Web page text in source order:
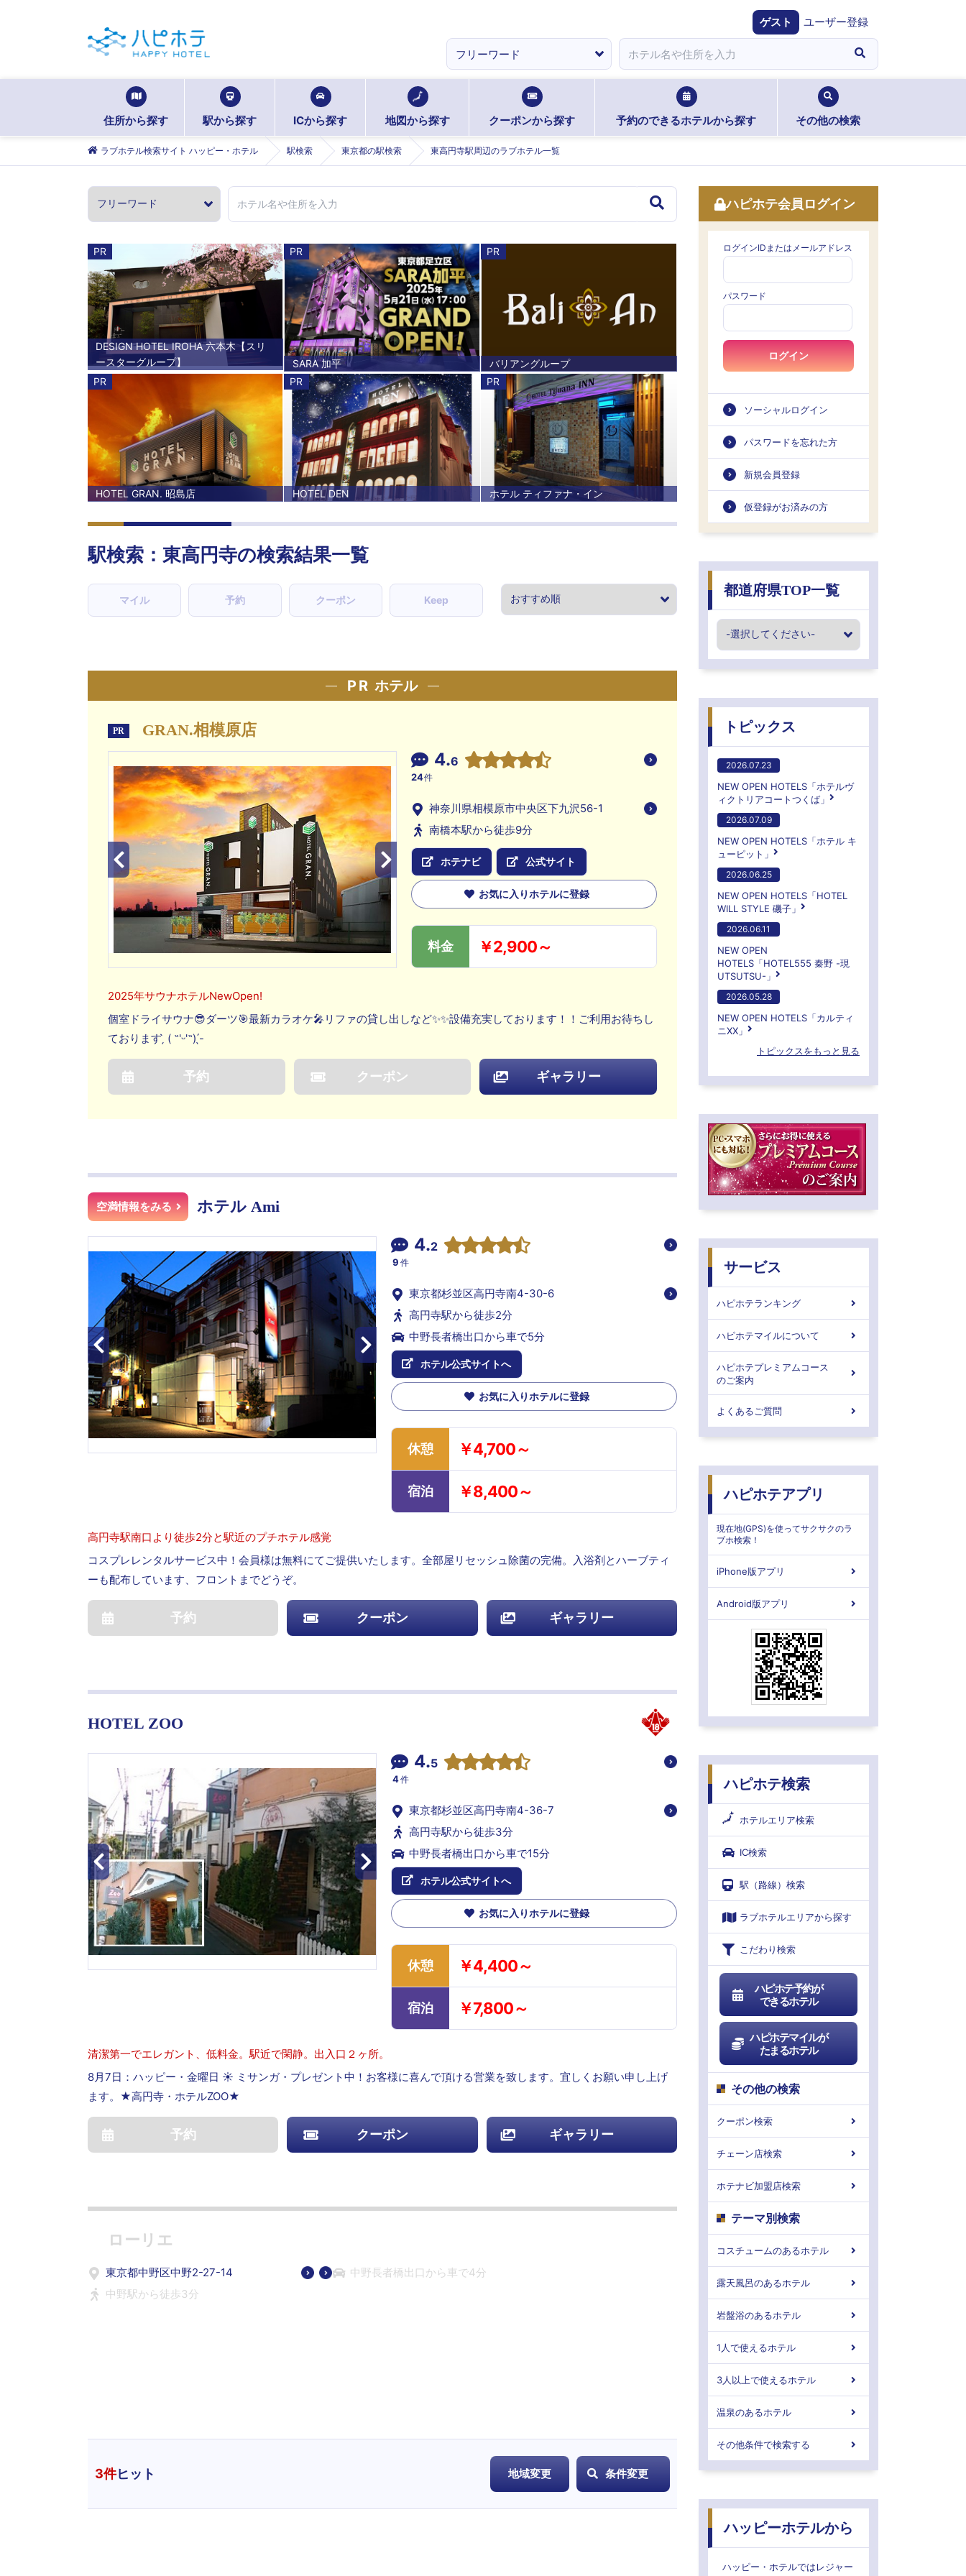
ゲスト ユーザー登録
住所から探す 駅から探す ICから探す 地図から探す クーポンから探す 予約のできるホテルから探す その他の検索
ラブホテル検索サイト ハッピー・ホテル 駅検索 東京都の駅検索 東高円寺駅周辺のラブホテル一覧
PR
DESIGN HOTEL IROHA 六本木【スリ
ースターグループ】
PR
SARA 加平
PR
バリアングループ
PR
HOTEL GRAN. 昭島店
PR
HOTEL DEN
PR
ホテル ティファナ・イン
駅検索： 東高円寺の検索結果一覧
マイル 予約 クーポン Keep
PR ホテル
PR GRAN.相模原店
4.6
24件
神奈川県相模原市中央区下九沢56-1
南橋本駅から徒歩9分
ホテナビ 公式サイト
お気に入りホテルに登録
料金 ￥2,900～
2025年サウナホテルNewOpen!
個室ドライサウナ😎ダーツ🎯最新カラオケ🎤リファの貸し出しなど✨✨設備充実しております！！ご利用お待ちし
ております ̗̀ ( ˶'ᵕ'˶) ̖́-
予約 クーポン ギャラリー
空満情報をみる ホテル Ami
4.2
9 件
東京都杉並区高円寺南4-30-6
高円寺駅から徒歩2分
中野長者橋出口から車で5分
ホテル公式サイトへ
お気に入りホテルに登録
休憩 ￥4,700～
宿泊 ￥8,400～
高円寺駅南口より徒歩2分と駅近のプチホテル感覚
コスプレレンタルサービス中！会員様は無料にてご提供いたします。全部屋リセッシュ除菌の完備。入浴剤とハーブティ
ーも配布しています、フロントまでどうぞ。
予約 クーポン ギャラリー
HOTEL ZOO
4.5
4件
東京都杉並区高円寺南4-36-7
高円寺駅から徒歩3分
中野長者橋出口から車で15分
ホテル公式サイトへ
お気に入りホテルに登録
休憩 ￥4,400～
宿泊 ￥7,800～
清潔第一でエレガント、低料金。駅近で閑静。出入口２ヶ所。
8月7日：ハッピー・金曜日 ☀ ミサンガ・プレゼント中！お客様に喜んで頂ける営業を致します。宜しくお願い申し上げ
ます。★高円寺・ホテルZOO★
予約 クーポン ギャラリー
ローリエ
東京都中野区中野2-27-14
中野長者橋出口から車で4分
中野駅から徒歩3分
3件ヒット 地域変更 条件変更
ハピホテ会員ログイン
ログインIDまたはメールアドレス
パスワード
ログイン
ソーシャルログイン
パスワードを忘れた方
新規会員登録
仮登録がお済みの方
都道府県TOP一覧
トピックス
2026.07.23
NEW OPEN HOTELS「ホテルヴ
ィクトリアコートつくば」
2026.07.09
NEW OPEN HOTELS「ホテル キ
ューピット」
2026.06.25
NEW OPEN HOTELS「HOTEL
WILL STYLE 磯子」
2026.06.11
NEW OPEN
HOTELS「HOTEL555 秦野 -現
UTSUTSU-」
2026.05.28
NEW OPEN HOTELS「カルティ
ニXX」
トピックスをもっと見る
サービス
ハピホテランキング
ハピホテマイルについて
ハピホテプレミアムコース
のご案内
よくあるご質問
ハピホテアプリ
現在地(GPS)を使ってサクサクのラ
ブホ検索！
iPhone版アプリ
Android版アプリ
ハピホテ検索
ホテルエリア検索
IC検索
駅（路線）検索
ラブホテルエリアから探す
こだわり検索
ハピホテ予約が
できるホテル
ハピホテマイルが
たまるホテル
その他の検索
クーポン検索
チェーン店検索
ホテナビ加盟店検索
テーマ別検索
コスチュームのあるホテル
露天風呂のあるホテル
岩盤浴のあるホテル
1人で使えるホテル
3人以上で使えるホテル
温泉のあるホテル
その他条件で検索する
ハッピーホテルから
ハッピー・ホテルではレジャー